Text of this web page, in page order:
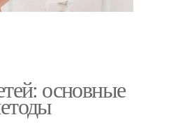
основные